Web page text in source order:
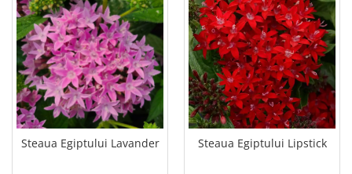
Steaua Egiptului Lavander Steaua Egiptului Lipstick